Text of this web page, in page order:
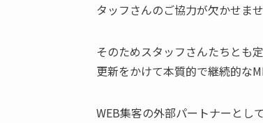
タッフさんのご協力が欠かせませ
そのためスタッフさんたちとも
更新をかけて本質的で継続的な
WEB集客の外部パートナーとし